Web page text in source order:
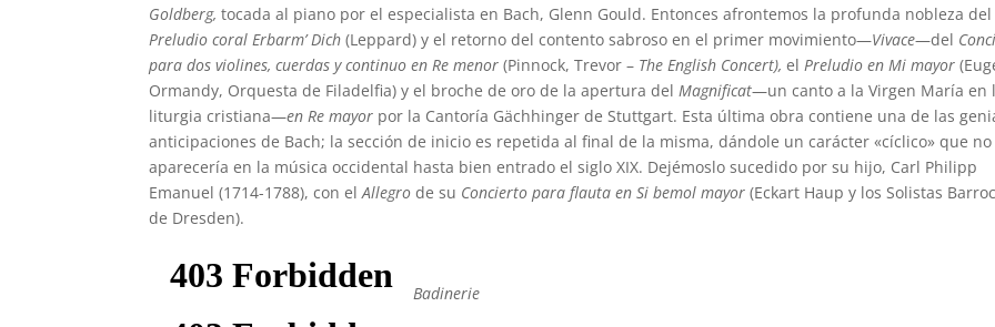
Goldberg, tocada al piano por el especialista en Bach, Glenn Gould. Entonces afrontemos la profunda nobleza del
Preludio coral Erbarm’ Dich(Leppard) y el retorno del contento sabroso en el primer movimiento—Vivace—del
para dos violines, cuerdas y continuo en Re menor (Pinnock, Trevor – The English Concert),elPreludio en Mi mayor
Ormandy, Orquesta de Filadelfia) y el broche de oro de la apertura delMagnificat—un canto a la Virgen María en
liturgia cristiana—en Re mayor por la Cantoría Gächhinger de Stuttgart. Esta última obra contiene una de las
anticipaciones de Bach; la sección de inicio es repetida al final de la misma, dándole un carácter «cíclico» que no
aparecería en la música occidental hasta bien entrado el siglo XIX. Dejémoslo sucedido por su hijo, Carl Philipp
Emanuel (1714-1788), con elAllegro de su Concierto para flauta en Si bemol mayor (Eckart Haup y los Solistas
de Dresden).
Badinerie